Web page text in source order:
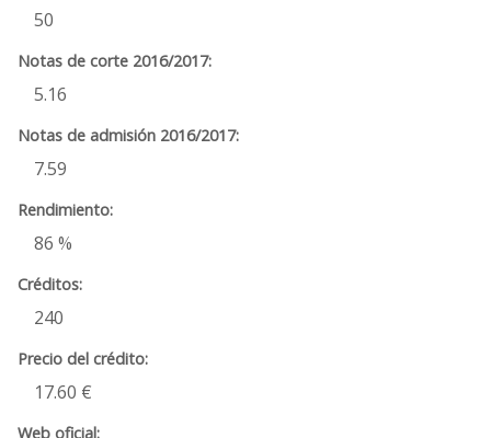
50
5.16
7.59
86 %
240
17.60 €